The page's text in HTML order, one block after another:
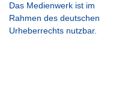
Das Medienwerk ist im
Rahmen des deutschen
Urheberrechts nutzbar.